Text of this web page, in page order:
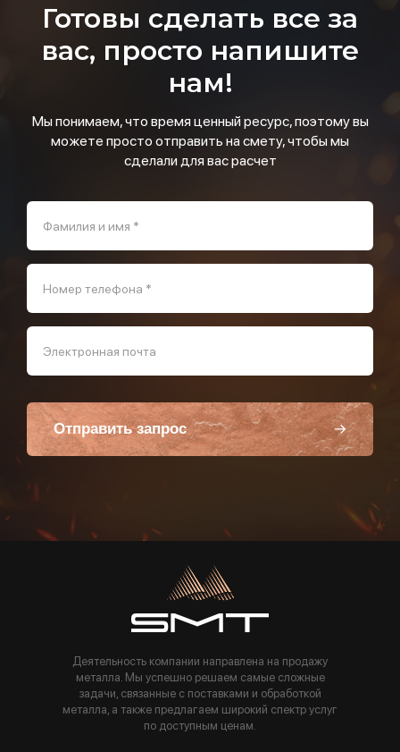
Готовы сделать все за
вас, просто напишите
нам!
Мы понимаем, что время ценный ресурс, поэтому вы
можете просто отправить на смету, чтобы мы
сделали для вас расчет
Фамилия и имя *
Номер телефона *
Электронная почта
Отправить запрос
Пользуясь данной формой вы соглашаетесь с политикой компании
Деятельность компании направлена на продажу
металла. Мы успешно решаем самые сложные
задачи, связанные с поставками и обработкой
металла, а также предлагаем широкий спектр услуг
по доступным ценам.